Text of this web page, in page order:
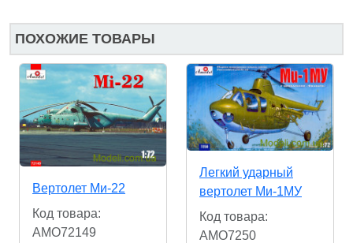
ПОХОЖИЕ ТОВАРЫ
Вертолет Ми-22
Код товара:
AMO72149
Легкий ударный
вертолет Ми-1МУ
Код товара:
AMO7250